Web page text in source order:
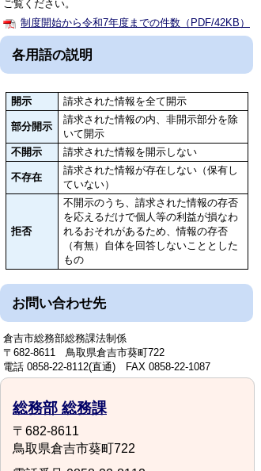
ご覧ください。
制度開始から令和7年度までの件数（PDF/42KB）
各用語の説明
開示 請求された情報を全て開示
部分開示
請求された情報の内、非開示部分を除
いて開示
不開示
請求された情報を開示しない
不存在
請求された情報が存在しない（保有し
ていない）
拒否
不開示のうち、請求された情報の存否
を応えるだけで個人等の利益が損なわ
れるおそれがあるため、情報の存否
（有無）自体を回答しないこととした
もの
お問い合わせ先
倉吉市総務部総務課法制係
〒682-8611 鳥取県倉吉市葵町722
電話 0858-22-8112(直通) FAX 0858-22-1087
総務部 総務課
〒682-8611
鳥取県倉吉市葵町722